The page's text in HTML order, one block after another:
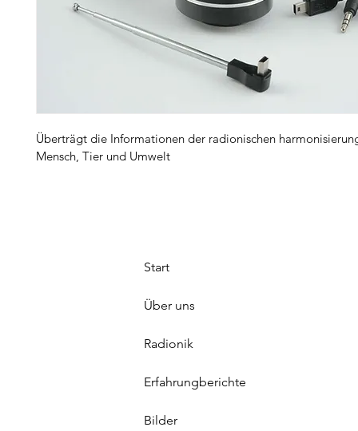
Überträgt die Informationen der radionischen
Mensch, Tier und Umwelt
Start
Über uns
Radionik
Erfahrungberichte
Bilder